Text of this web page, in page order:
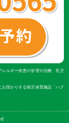
ルギー疾患の管理や治療、乳児
預かりする病児保育施設「ハグ